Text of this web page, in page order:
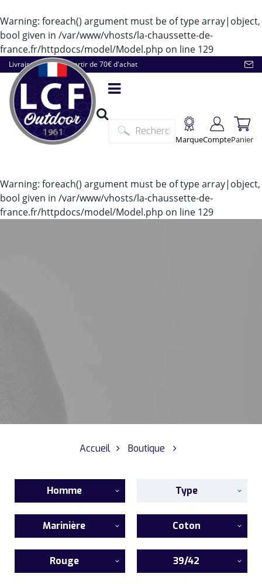
Warning: foreach() argument must be of type array|object,
bool given in /var/www/vhosts/la-chaussette-de-
france.fr/httpdocs/model/Model.php on line 129
Livraison offerte à partir de 70€ d'achat
MarqueComptePanier
Warning: foreach() argument must be of type array|object,
bool given in /var/www/vhosts/la-chaussette-de-
france.fr/httpdocs/model/Model.php on line 129
Accueil Boutique
Homme Type
Marinière Coton
Rouge 39/42